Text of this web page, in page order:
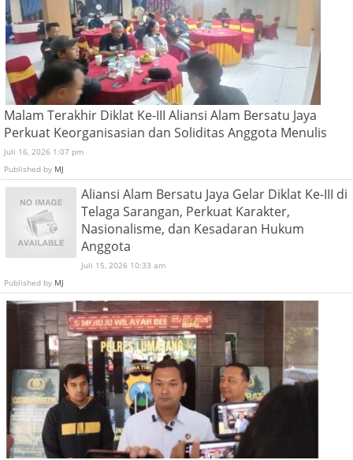
Malam Terakhir Diklat Ke-III Aliansi Alam Bersatu Jaya
Perkuat Keorganisasian dan Soliditas Anggota Menulis
Juli 16, 2026 1:07 pm
Published by MJ
Aliansi Alam Bersatu Jaya Gelar Diklat Ke-III di
Telaga Sarangan, Perkuat Karakter,
Nasionalisme, dan Kesadaran Hukum
Anggota
Juli 15, 2026 10:33 am
Published by MJ